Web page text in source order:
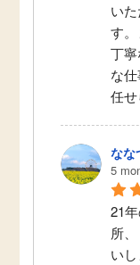
い
す
丁
な
任せ
なな
5
21
所
い